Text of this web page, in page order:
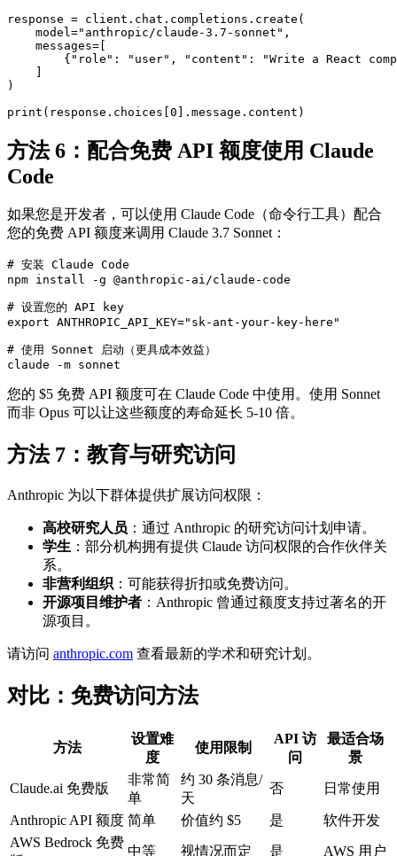
response = client.chat.completions.create(
    model="anthropic/claude-3.7-sonnet",
    messages=[
{"role": "user", "content": "Write a React
    ]
)
方法 6：配合免费 API 额度使用 Claude
Code
如果您是开发者，可以使用 Claude Code（命令行工具）配合
您的免费 API 额度来调用 Claude 3.7 Sonnet：
# 安装 Claude Code
npm install -g @anthropic-ai/claude-code
# 设置您的 API key
export ANTHROPIC_API_KEY="sk-ant-your-key-here"
# 使用 Sonnet 启动（更具成本效益）
您的 $5 免费 API 额度可在 Claude Code 中使用。使用 Sonnet
而非 Opus 可以让这些额度的寿命延长 5-10 倍。
方法 7：教育与研究访问
Anthropic 为以下群体提供扩展访问权限：
高校研究人员 ：通过 Anthropic 的研究访问计划申请。
学生 ：部分机构拥有提供 Claude 访问权限的合作伙伴关
系。
非营利组织 ：可能获得折扣或免费访问。
开源项目维护者 ：Anthropic 曾通过额度支持过著名的开
源项目。
请访问 anthropic.com 查看最新的学术和研究计划。
对比：免费访问方法
方法
设置难
度
使用限制
API 访
问
最适合场
景
Claude.ai 免费版
非常简
单
约 30 条消息/
天
否 日常使用
Anthropic API 额度 简单 价值约 $5 是
软件开发
AWS Bedrock 免费
中等 视情况而定 是 AWS 用户